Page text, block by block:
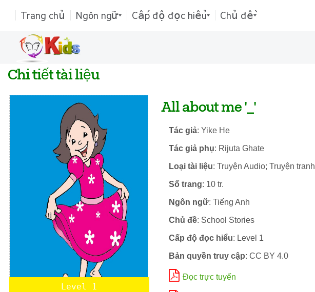
Trang chủ Ngôn ngữ Cấp độ đọc hiểu Chủ đề
Chi tiết tài liệu
Level 1
All about me '_'
Tác giả: Yike He
Tác giả phụ: Rijuta Ghate
Loại tài liệu: Truyện Audio; Truyện tranh
Số trang: 10 tr.
Ngôn ngữ: Tiếng Anh
Chủ đề: School Stories
Cấp độ đọc hiểu: Level 1
Bản quyền truy cập: CC BY 4.0
Đọc trực tuyến